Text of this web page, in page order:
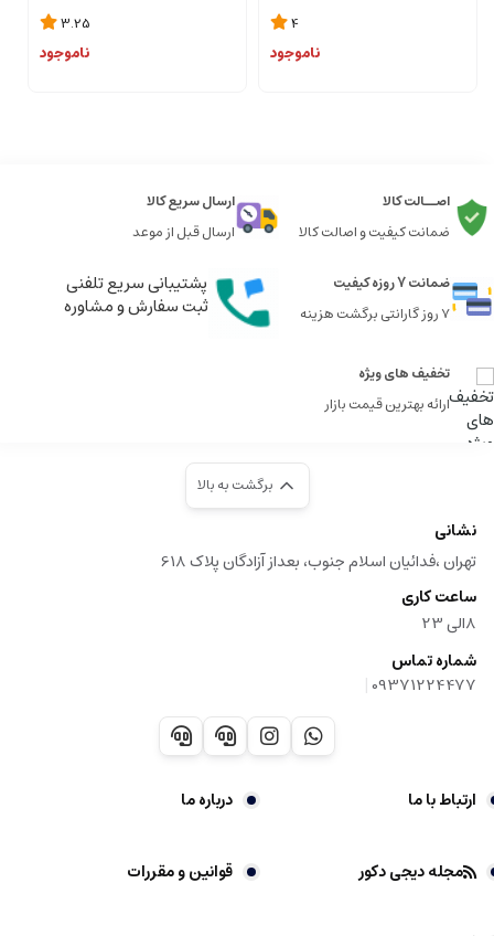
4
ناموجود
3.25
ناموجود
اصــالت کالا
ضمانت کیفیت و اصالت کالا
ارسال سریع کالا
ارسال قبل از موعد
ضمانت 7 روزه کیفیت
7 روز گارانتی برگشت هزینه
پشتیبانی سریع تلفنی
ثبت سفارش و مشاوره
تخفیف های ویژه
ارائه بهترین قیمت بازار
برگشت به بالا
نشانی
تهران ،فدائیان اسلام جنوب، بعداز آزادگان پلاک 618
ساعت کاری
8الی 23
شماره تماس
09371224477
|
ارتباط با ما درباره ما
مجله دیجی دکور قوانین و مقررات